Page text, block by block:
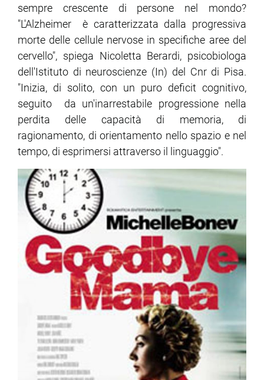
sempre crescente di persone nel mondo?
"L'Alzheimer è caratterizzata dalla progressiva
morte delle cellule nervose in specifiche aree del
cervello", spiega Nicoletta Berardi, psicobiologa
dell'Istituto di neuroscienze (In) del Cnr di Pisa.
"Inizia, di solito, con un puro deficit cognitivo,
seguito da un'inarrestabile progressione nella
perdita delle capacità di memoria, di
ragionamento, di orientamento nello spazio e nel
tempo, di esprimersi attraverso il linguaggio".